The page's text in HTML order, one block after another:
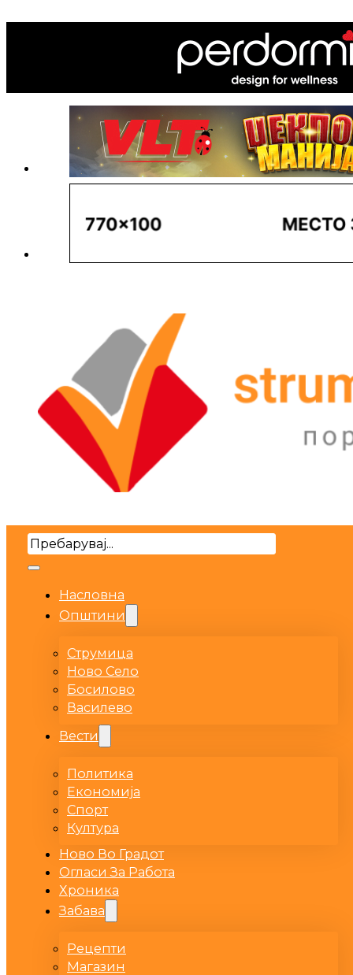
Search
Насловна
Општини
Струмица
Ново Село
Босилово
Василево
Вести
Политика
Економија
Спорт
Култура
Ново Во Градот
Огласи За Работа
Хроника
Забава
Рецепти
Магазин